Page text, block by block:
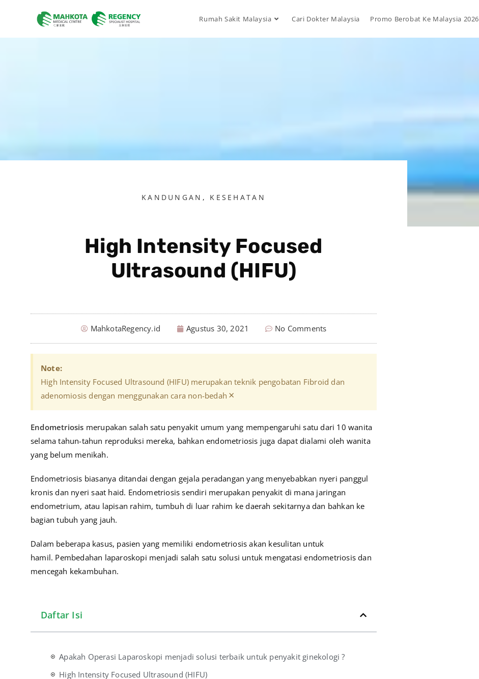
Rumah Sakit Malaysia Cari Dokter Malaysia Promo Berobat Ke Malaysia 2026
KANDUNGAN , KESEHATAN
High Intensity Focused
Ultrasound (HIFU)
MahkotaRegency.id Agustus 30, 2021 No Comments
Note:
High Intensity Focused Ultrasound (HIFU) merupakan teknik pengobatan Fibroid dan
adenomiosis dengan menggunakan cara non-bedah​ ×
Endometriosis merupakan salah satu penyakit umum yang mempengaruhi satu dari 10 wanita
selama tahun-tahun reproduksi mereka, bahkan endometriosis juga dapat dialami oleh wanita
yang belum menikah.
Endometriosis biasanya ditandai dengan gejala peradangan yang menyebabkan nyeri panggul
kronis dan nyeri saat haid. Endometriosis sendiri merupakan penyakit di mana jaringan
endometrium, atau lapisan rahim, tumbuh di luar rahim ke daerah sekitarnya dan bahkan ke
bagian tubuh yang jauh.
Dalam beberapa kasus, pasien yang memiliki endometriosis akan kesulitan untuk
hamil. Pembedahan laparoskopi menjadi salah satu solusi untuk mengatasi endometriosis dan
mencegah kekambuhan.
Daftar Isi
Apakah Operasi Laparoskopi menjadi solusi terbaik untuk penyakit ginekologi ?
High Intensity Focused Ultrasound (HIFU)